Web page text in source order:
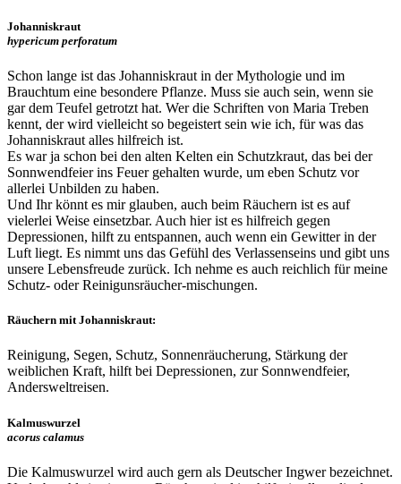
Johanniskraut
hypericum perforatum
Schon lange ist das Johanniskraut in der Mythologie und im
Brauchtum eine besondere Pflanze. Muss sie auch sein, wenn sie
gar dem Teufel getrotzt hat. Wer die Schriften von Maria Treben
kennt, der wird vielleicht so begeistert sein wie ich, für was das
Johanniskraut alles hilfreich ist.
Es war ja schon bei den alten Kelten ein Schutzkraut, das bei der
Sonnwendfeier ins Feuer gehalten wurde, um eben Schutz vor
allerlei Unbilden zu haben.
Und Ihr könnt es mir glauben, auch beim Räuchern ist es auf
vielerlei Weise einsetzbar. Auch hier ist es hilfreich gegen
Depressionen, hilft zu entspannen, auch wenn ein Gewitter in der
Luft liegt. Es nimmt uns das Gefühl des Verlassenseins und gibt uns
unsere Lebensfreude zurück. Ich nehme es auch reichlich für meine
Schutz- oder Reinigunsräucher-mischungen.
Räuchern mit Johanniskraut:
Reinigung, Segen, Schutz, Sonnenräucherung, Stärkung der
weiblichen Kraft, hilft bei Depressionen, zur Sonnwendfeier,
Andersweltreisen.
Kalmuswurzel
acorus calamus
Die Kalmuswurzel wird auch gern als Deutscher Ingwer bezeichnet.